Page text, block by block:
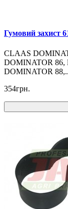
Гумовий захист
CLAAS
DOMINATOR 86,
DOMINATOR 88,..
354грн.